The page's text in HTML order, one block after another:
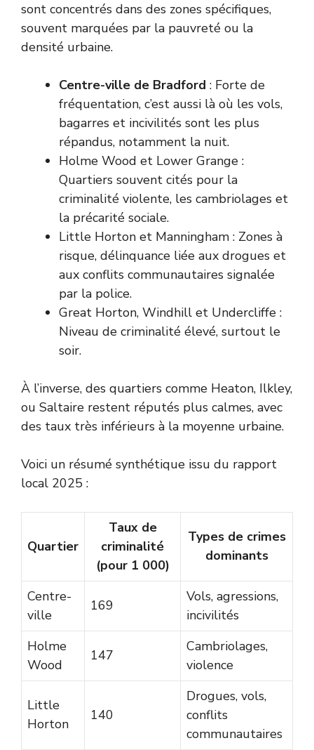
sont concentrés dans des zones spécifiques,
souvent marquées par la pauvreté ou la
densité urbaine.
Centre-ville de Bradford : Forte de
fréquentation, c’est aussi là où les vols,
bagarres et incivilités sont les plus
répandus, notamment la nuit.
Holme Wood et Lower Grange :
Quartiers souvent cités pour la
criminalité violente, les cambriolages et
la précarité sociale.
Little Horton et Manningham : Zones à
risque, délinquance liée aux drogues et
aux conflits communautaires signalée
par la police.
Great Horton, Windhill et Undercliffe :
Niveau de criminalité élevé, surtout le
soir.
À l’inverse, des quartiers comme Heaton, Ilkley,
ou Saltaire restent réputés plus calmes, avec
des taux très inférieurs à la moyenne urbaine.
Voici un résumé synthétique issu du rapport
local 2025 :
Quartier
Taux de
criminalité
(pour 1 000)
Types de crimes
dominants
Centre-
ville
169
Vols, agressions,
incivilités
Holme
Wood
147
Cambriolages,
violence
Little
Horton
140
Drogues, vols,
conflits
communautaires